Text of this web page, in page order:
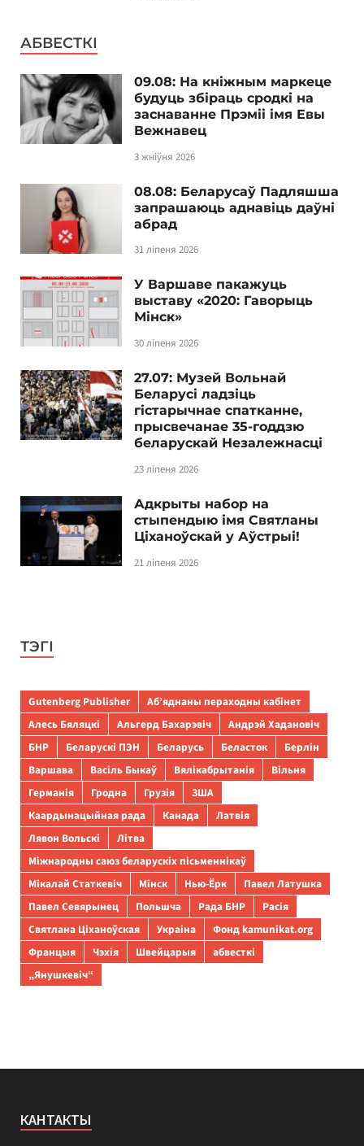
АБВЕСТКІ
09.08: На кніжным маркеце
будуць збіраць сродкі на
заснаванне Прэміі імя Евы
Вежнавец
3 жніўня 2026
08.08: Беларусаў Падляшша
запрашаюць аднавіць даўні
абрад
31 ліпеня 2026
У Варшаве пакажуць
выставу «2020: Гаворыць
Мінск»
30 ліпеня 2026
27.07: Музей Вольнай
Беларусі ладзіць
гістарычнае спатканне,
прысвечанае 35-годдзю
беларускай Незалежнасці
23 ліпеня 2026
Адкрыты набор на
стыпендыю імя Святланы
Ціханоўскай у Аўстрыі!
21 ліпеня 2026
ТЭГІ
Gutenberg Publisher
Аб’яднаны пераходны кабінет
Алесь Бяляцкі
Альгерд Бахарэвіч
Андрэй Хадановіч
БНР
Беларускі ПЭН Беларусь Беласток
Берлін
Варшава
Васіль Быкаў Вялікабрытанія
Вільня
Германія
Гродна Грузія
ЗША
Каардынацыйная рада
Канада
Латвія
Лявон Вольскі
Літва
Міжнародны саюз беларускіх пісьменнікаў
Мікалай Статкевіч
Мінск Нью-Ёрк
Павел Латушка
Павел Севярынец
Польшча Рада БНР
Расія
Святлана Ціханоўская
Украіна
Фонд kamunikat.org
Францыя
Чэхія Швейцарыя
абвесткі
„Янушкевіч“
КАНТАКТЫ